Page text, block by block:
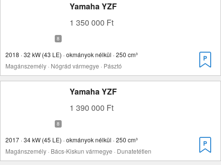
Yamaha YZF
1 350 000 Ft
2018 · 32 kW (43 LE) · okmányok nélkül · 250 cm³
Magánszemély · Nógrád vármegye · Pásztó
Yamaha YZF
1 390 000 Ft
2017 · 34 kW (45 LE) · okmányok nélkül · 250 cm³
Magánszemély · Bács-Kiskun vármegye · Dunatetétlen